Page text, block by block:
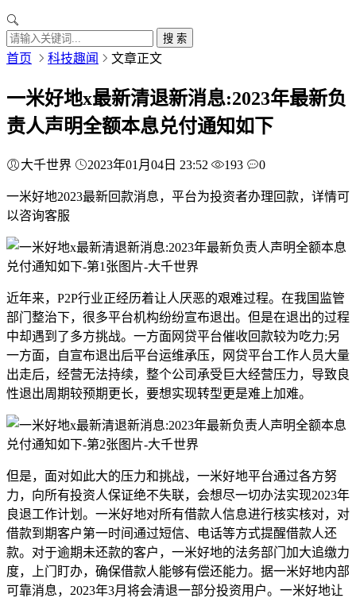
搜 索
首页 科技趣闻 文章正文
一米好地x最新清退新消息:2023年最新负
责人声明全额本息兑付通知如下
大千世界 2023年01月04日 23:52 193 0
一米好地2023最新回款消息，平台为投资者办理回款，详情可
以咨询客服
近年来，P2P行业正经历着让人厌恶的艰难过程。在我国监管
部门整治下，很多平台机构纷纷宣布退出。但是在退出的过程
中却遇到了多方挑战。一方面网贷平台催收回款较为吃力;另
一方面，自宣布退出后平台运维承压，网贷平台工作人员大量
出走后，经营无法持续，整个公司承受巨大经营压力，导致良
性退出周期较预期更长，要想实现转型更是难上加难。
但是，面对如此大的压力和挑战，一米好地平台通过各方努
力，向所有投资人保证绝不失联，会想尽一切办法实现2023年
良退工作计划。一米好地对所有借款人信息进行核实核对，对
借款到期客户第一时间通过短信、电话等方式提醒借款人还
款。对于逾期未还款的客户，一米好地的法务部门加大追缴力
度，上门盯办，确保借款人能够有偿还能力。据一米好地内部
可靠消息，2023年3月将会清退一部分投资用户。一米好地让